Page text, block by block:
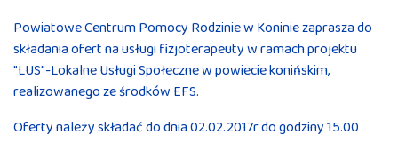
Powiatowe Centrum Pomocy Rodzinie w Koninie zaprasza do
składania ofert na usługi fizjoterapeuty w ramach projektu
"LUS"-Lokalne Usługi Społeczne w powiecie konińskim,
realizowanego ze środków EFS.
Oferty należy składać do dnia 02.02.2017r do godziny 15.00